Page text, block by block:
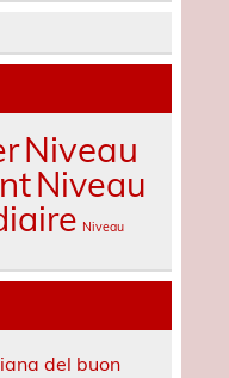
Niveau
Niveau
Niveau
del buon